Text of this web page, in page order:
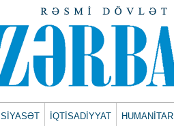
SİYASƏT İQTİSADİYYAT HUMANITAR